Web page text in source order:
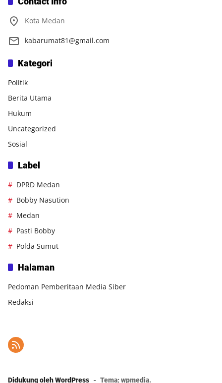
Kota Medan
kabarumat81@gmail.com
Kategori
Politik
Berita Utama
Hukum
Uncategorized
Sosial
Label
DPRD Medan
Bobby Nasution
Medan
Pasti Bobby
Polda Sumut
Halaman
Pedoman Pemberitaan Media Siber
Redaksi
Didukung oleh WordPress - Tema: wpmedia.